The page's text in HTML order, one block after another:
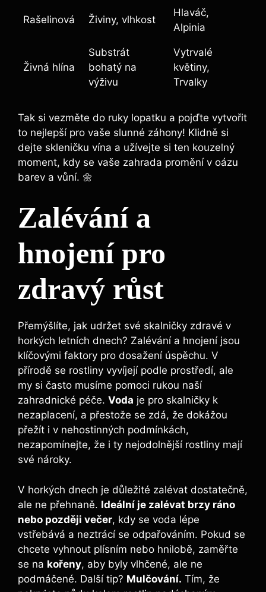
Rašelinová Živiny, vlhkost
Hlaváč,
Alpinia
Živná hlína
Substrát
bohatý na
výživu
Vytrvalé
květiny,
Trvalky
Tak si vezměte do ruky lopatku a pojďte vytvořit
to nejlepší pro vaše slunné záhony! Klidně si
dejte skleničku vína a užívejte si ten kouzelný
moment, kdy se vaše zahrada promění v oázu
barev a vůní. 🌼
Zalévání a
hnojení pro
zdravý růst
Přemýšlíte, jak udržet své skalničky zdravé v
horkých letních dnech? Zalévání a hnojení jsou
klíčovými faktory pro dosažení úspěchu. V
přírodě se rostliny vyvíjejí podle prostředí, ale
my si často musíme pomoci rukou naší
zahradnické péče. Voda je pro skalničky k
nezaplacení, a přestože se zdá, že dokážou
přežít i v nehostinných podmínkách,
nezapomínejte, že i ty nejodolnější rostliny mají
své nároky.
V horkých dnech je důležité zalévat dostatečně,
ale ne přehnaně. Ideální je zalévat brzy ráno
nebo později večer, kdy se voda lépe
vstřebává a neztrácí se odpařováním. Pokud se
chcete vyhnout plísním nebo hnilobě, zaměřte
se na kořeny, aby byly vlhčené, ale ne
podmáčené. Další tip? Mulčování. Tím, že